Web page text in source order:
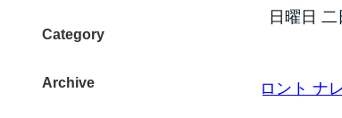
Category
Archive
2014年6月7日・8日の土曜日・日曜日
場所は大阪駅 目の前
グランフロント ナ